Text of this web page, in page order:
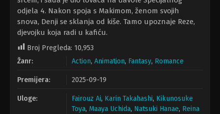
odjela 4. Nakon spoja s Makimom, ženom svojih
snova, Denji se sklanja od kiše. Tamo upoznaje Reze,
djevojku koja radi u kafiću.
Broj Pregleda: 10,953
Žanr:
Action, Animation, Fantasy, Romance
Premijera: 2025-09-19
Uloge: Fairouz Ai, Karin Takahashi, Kikunosuke
Toya, Maaya Uchida, Natsuki Hanae, Reina